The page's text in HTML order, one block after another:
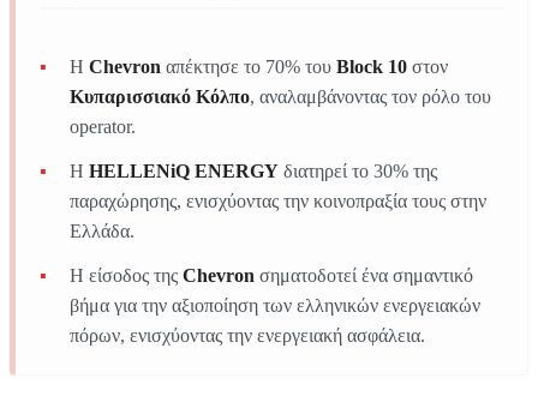
Η Chevron απέκτησε το 70% του Block 10 στον
Κυπαρισσιακό Κόλπο, αναλαμβάνοντας τον ρόλο του
operator.
Η HELLENiQ ENERGY διατηρεί το 30% της
παραχώρησης, ενισχύοντας την κοινοπραξία τους στην
Ελλάδα.
Η είσοδος της Chevron σηματοδοτεί ένα σημαντικό
βήμα για την αξιοποίηση των ελληνικών ενεργειακών
πόρων, ενισχύοντας την ενεργειακή ασφάλεια.